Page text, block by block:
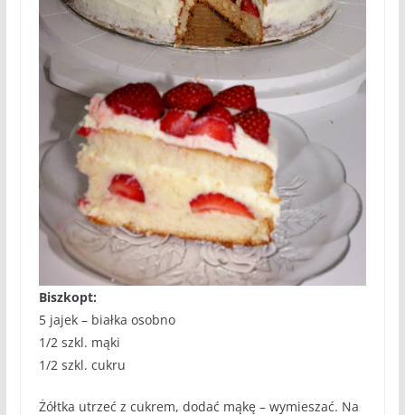
Biszkopt:
5 jajek – białka osobno
1/2 szkl. mąki
1/2 szkl. cukru
Żółtka utrzeć z cukrem, dodać mąkę – wymieszać. Na